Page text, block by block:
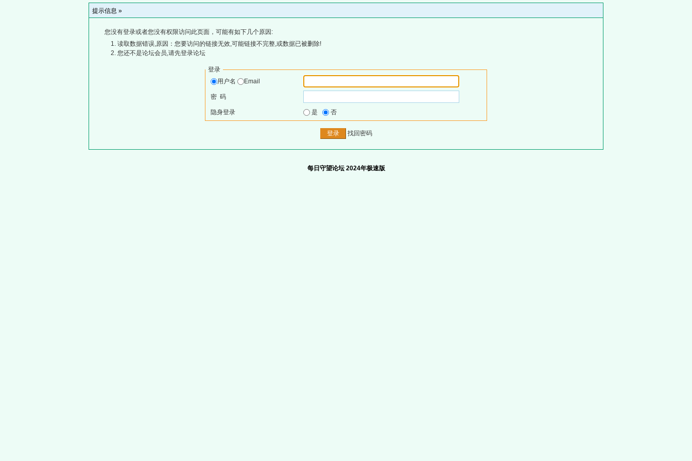
提示信息 »
您没有登录或者您没有权限访问此页面，可能有如下几个原因:
读取数据错误,原因：您要访问的链接无效,可能链接不完整,或数据已被删除!
您还不是论坛会员,请先登录论坛
登录
用户名
Email
密 码
隐身登录 是 否
找回密码
每日守望论坛 2024年极速版